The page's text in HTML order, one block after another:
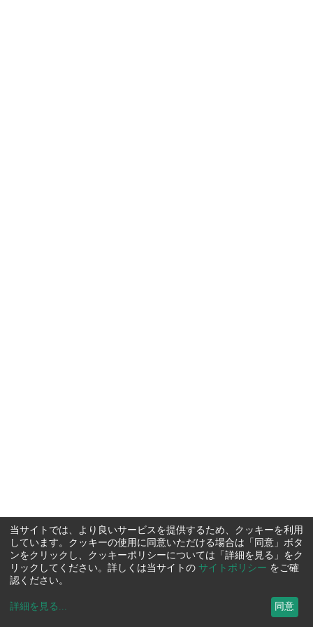
当サイトでは、より良いサービスを提供するため、クッキーを利用
しています。クッキーの使用に同意いただける場合は「同意」ボタ
ンをクリックし、クッキーポリシーについては「詳細を見る」をク
リックしてください。詳しくは当サイトの サイトポリシー をご確
認ください。
詳細を見る ... 同意